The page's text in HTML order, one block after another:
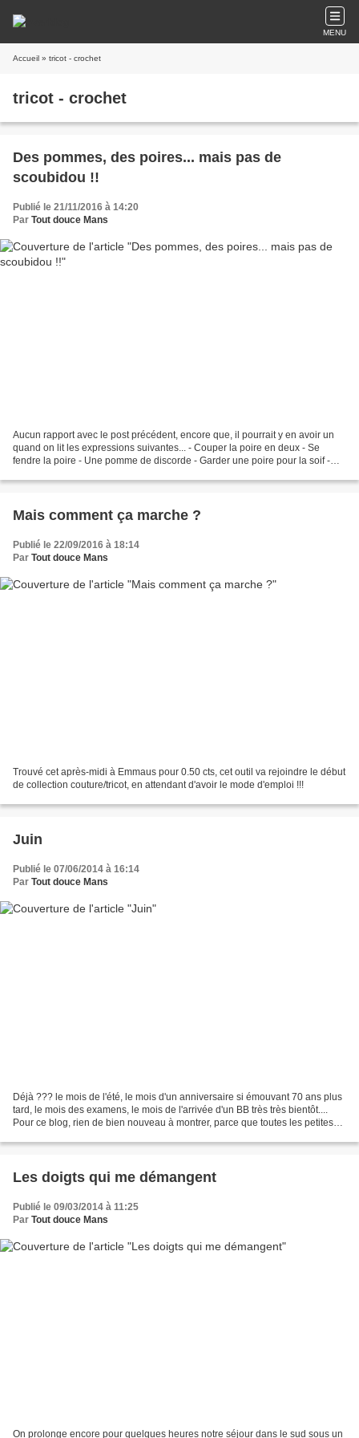
MENU
Accueil » tricot - crochet
tricot - crochet
Des pommes, des poires... mais pas de
scoubidou !!
Publié le 21/11/2016 à 14:20
Par Tout douce Mans
Aucun rapport avec le post précédent, encore que, il pourrait y en avoir un
quand on lit les expressions suivantes... - Couper la poire en deux - Se
fendre la poire - Une pomme de discorde - Garder une poire pour la soif -
Mais comment ça marche ?
Publié le 22/09/2016 à 18:14
Par Tout douce Mans
Trouvé cet après-midi à Emmaus pour 0.50 cts, cet outil va rejoindre le début
de collection couture/tricot, en attendant d'avoir le mode d'emploi !!!
Juin
Publié le 07/06/2014 à 16:14
Par Tout douce Mans
Déjà ??? le mois de l'été, le mois d'un anniversaire si émouvant 70 ans plus
tard, le mois des examens, le mois de l'arrivée d'un BB très très bientôt....
Pour ce blog, rien de bien nouveau à montrer, parce que toutes les petites
Les doigts qui me démangent
Publié le 09/03/2014 à 11:25
Par Tout douce Mans
On prolonge encore pour quelques heures notre séjour dans le sud sous un